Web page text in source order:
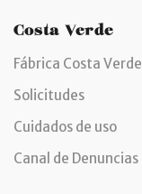
Costa Verde
Fábrica Costa Verde
Solicitudes
Cuidados de uso
Canal de Denuncias